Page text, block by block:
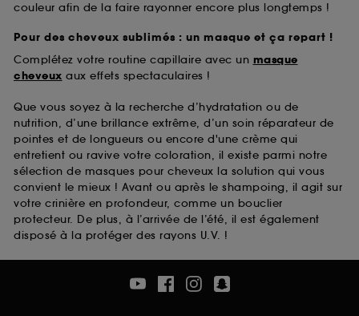
couleur afin de la faire rayonner encore plus longtemps !
Pour des cheveux sublimés : un masque et ça repart !
Complétez votre routine capillaire avec un masque
cheveux aux effets spectaculaires !
Que vous soyez à la recherche d’hydratation ou de
nutrition, d’une brillance extrême, d’un soin réparateur de
pointes et de longueurs ou encore d'une crème qui
entretient ou ravive votre coloration, il existe parmi notre
sélection de masques pour cheveux la solution qui vous
convient le mieux ! Avant ou après le shampoing, il agit sur
votre crinière en profondeur, comme un bouclier
protecteur. De plus, à l’arrivée de l’été, il est également
disposé à la protéger des rayons U.V. !